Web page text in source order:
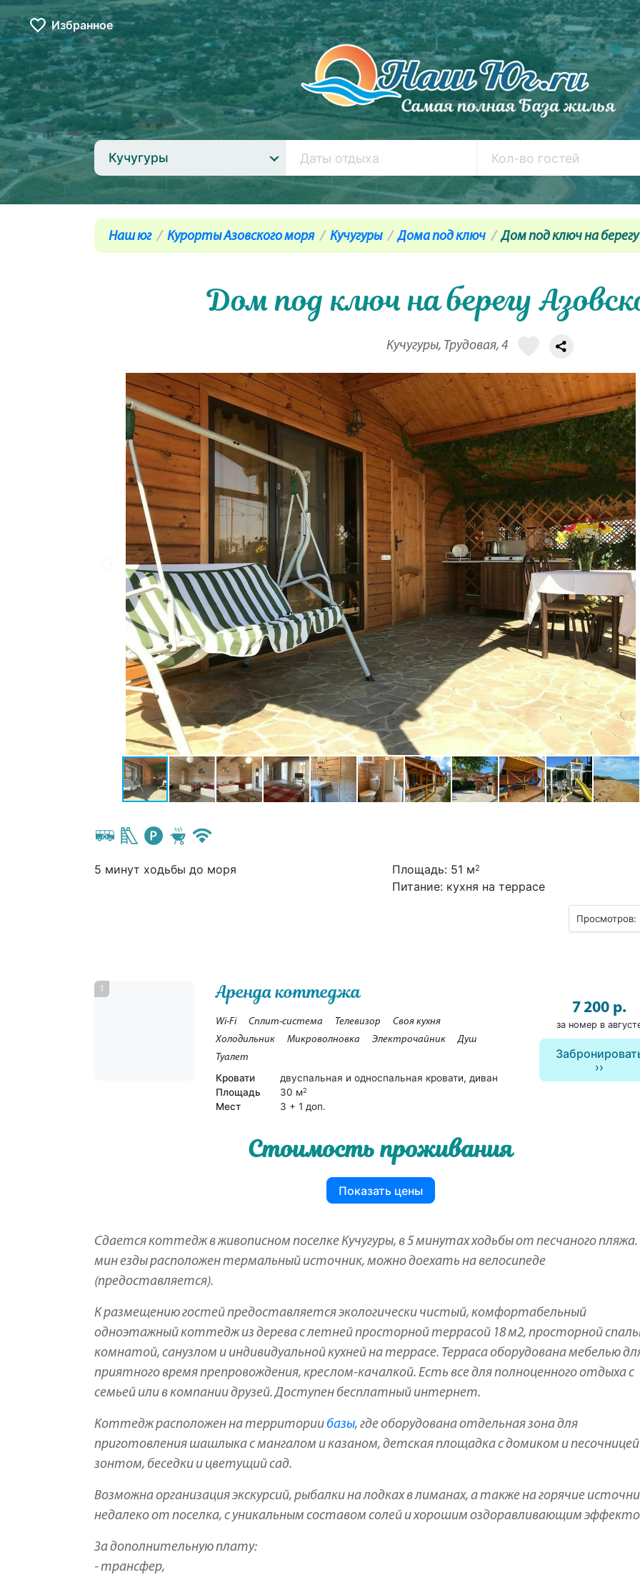
Избранное
Кучугуры
Наш юг Курорты Азовского моря Кучугуры Дома под ключ Дом под ключ на
Дом под ключ на берегу
Кучугуры, Трудовая, 4
5 минут ходьбы до моря Площадь: 51 м2
Питание: кухня на террасе
Просмотров:
1 Аренда коттеджа
Wi-Fi Сплит-система Телевизор
Своя кухня
Холодильник
Микроволновка Электрочайник
Душ
Туалет
Кровати
двуспальная и односпальная кровати, диван
Площадь
30 м2
Мест 3 + 1 доп.
7 200 р.
за номер в
Стоимость проживания
Показать цены
Сдается коттедж в живописном поселке Кучугуры, в 5 минутах ходьбы от песчаного пляжа.
мин езды расположен термальный источник, можно доехать на велосипеде
(предоставляется).
К размещению гостей предоставляется экологически чистый, комфортабельный
одноэтажный коттедж из дерева с летней просторной террасой 18 м2, просторной
комнатой, санузлом и индивидуальной кухней на террасе. Терраса оборудована мебелью
приятного время препровождения, креслом-качалкой. Есть все для полноценного отдыха с
семьей или в компании друзей. Доступен бесплатный интернет.
Коттедж расположен на территории базы, где оборудована отдельная зона для
приготовления шашлыка с мангалом и казаном, детская площадка с домиком и
зонтом, беседки и цветущий сад.
Возможна организация экскурсий, рыбалки на лодках в лиманах, а также на горячие
недалеко от поселка, с уникальным составом солей и хорошим оздоравливающим
За дополнительную плату:
- трансфер,